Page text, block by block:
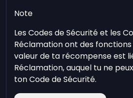
Note
Les Codes de Sécurité et les
Réclamation ont des
valeur de ta récompense est
Réclamation, auquel tu ne
ton Code de Sécurité.